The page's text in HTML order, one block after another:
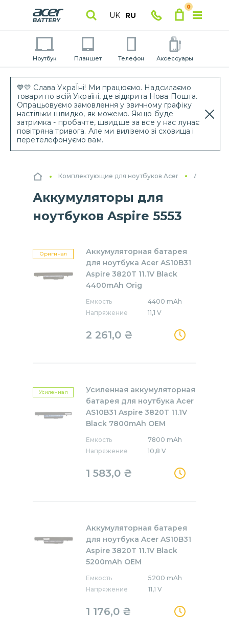
💙💛 Слава УкраЇні! Ми працюємо. Надсилаємо
товари по всій Україні, де відкрита Нова Пошта.
Опрацьовуємо замовлення у звичному графіку
настільки швидко, як можемо. Якщо буде
затримка - пробачте, швидше за все у нас лунає
повітряна тривога. Але ми виліземо зі сховища і
перетелефонуємо вам.
UK RU
0
Ноутбук Планшет Телефон Аксессуары
Комплектующие для ноутбуков Acer
Аккумуляторы для
ноутбуков Aspire 5553
Оригинал
Аккумуляторная батарея
для ноутбука Acer AS10B31
Aspire 3820T 11.1V Black
4400mAh Orig
Емкость
4400 mAh
Напряжение
11,1 V
2 261,0 ₴
Усиленная
Усиленная аккумуляторная
батарея для ноутбука Acer
AS10B31 Aspire 3820T 11.1V
Black 7800mAh OEM
Емкость
7800 mAh
Напряжение
10,8 V
1 583,0 ₴
Аккумуляторная батарея
для ноутбука Acer AS10B31
Aspire 3820T 11.1V Black
5200mAh OEM
Емкость
5200 mAh
Напряжение
11,1 V
1 176,0 ₴